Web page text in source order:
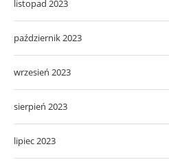
listopad 2023
październik 2023
wrzesień 2023
sierpień 2023
lipiec 2023